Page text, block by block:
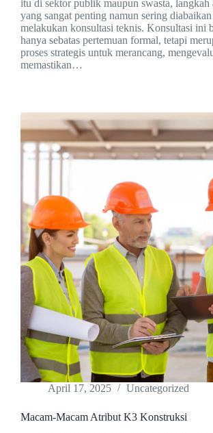
itu di sektor publik maupun swasta, langkah
yang sangat penting namun sering diabaikan
melakukan konsultasi teknis. Konsultasi ini
hanya sebatas pertemuan formal, tetapi
proses strategis untuk merancang,
memastikan…
April 17, 2025 Uncategorized
Macam-Macam Atribut K3 Konstruksi